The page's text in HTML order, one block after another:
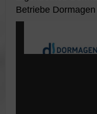
Betriebe Dormagen